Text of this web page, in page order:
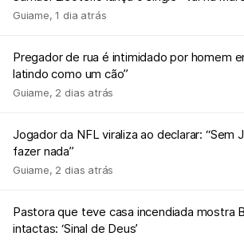
Guiame,1 dia atrás
Pregador de rua é intimidado por homem
latindo como um cão”
Guiame, 2 dias atrás
Jogador da NFL viraliza ao declarar: “Sem
fazer nada”
Guiame, 2 dias atrás
Pastora que teve casa incendiada mostra
intactas: ‘Sinal de Deus’